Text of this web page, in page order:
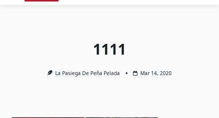
1111
La Pasiega De Peña Pelada Mar 14, 2020